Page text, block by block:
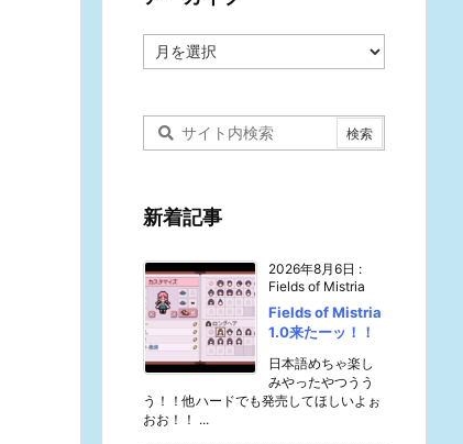
ー
新着記事
2026年8月6日 :
Fields of Mistria
Fields of Mistria
1.0来たーッ！！
日本語めちゃ楽し
みやったやつうう
う！！他ハードでも発売してほしいよぉ
おお！！ ...